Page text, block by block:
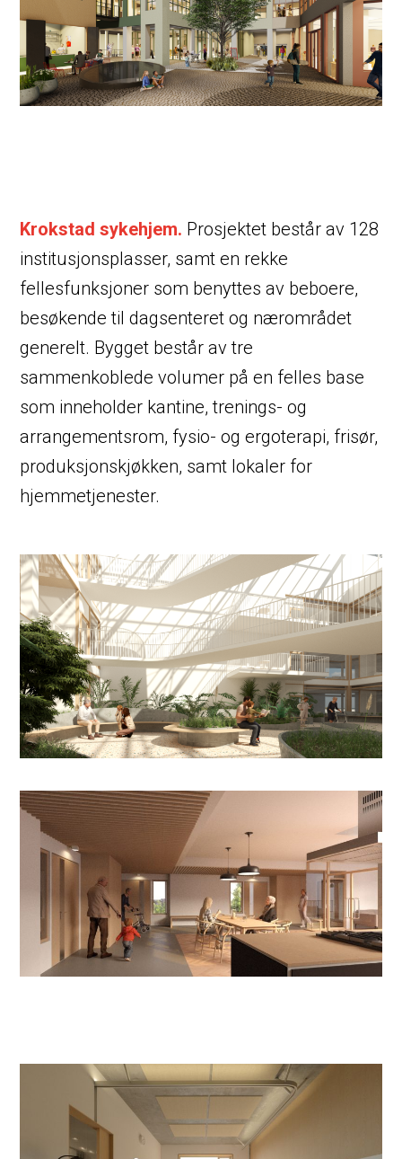
Krokstad sykehjem. Prosjektet består av 128
institusjonsplasser, samt en rekke
fellesfunksjoner som benyttes av beboere,
besøkende til dagsenteret og nærområdet
generelt. Bygget består av tre
sammenkoblede volumer på en felles base
som inneholder kantine, trenings- og
arrangementsrom, fysio- og ergoterapi, frisør,
produksjonskjøkken, samt lokaler for
hjemmetjenester.